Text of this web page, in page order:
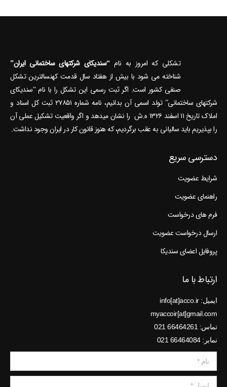
تشکلی که امروز به نام“سندیکای شرکتهای ساختمانی ایران”
شناخته می‎ شود با بیش از هفتاد سال قدمت کهنسال‎ترین تشکل
صنفی کشور است. اگر ثبت رسمی این تشکل را با نام “سندیکای
شرکتهای ساختمانی” تولد اسمی آن بدانیم، نامه شماره ۲۷۸۵۱ ثبت کل اسناد و
املاک تاریخ ۱۱ اسفند ۱۳۲۶ ه.ش را نشان می‎دهد و اگر واقعیت تشکیل عملی آن
را بپذیریم باید سالیانی به عقب برگردیم، که هنوز قانون کار در ایران وجود نداشت.
دسترسی سریع
شرایط عضویت
راهنمای عضویت
فرم های درخواست
ارسال درخواست عضویت
پروفایل اعضای سندیکا
ارتباط با ما
ایمیل: info[at]acco.ir
myaccoir[at]gmail.com
تماس: 66464261 021
نمابر: 66464084 021
نام *
ایمیل *